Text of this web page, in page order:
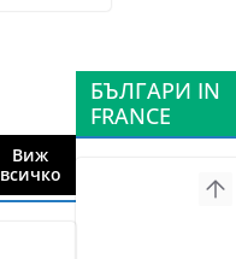
Виж
всичко
БЪЛГАРИ IN
FRANCE